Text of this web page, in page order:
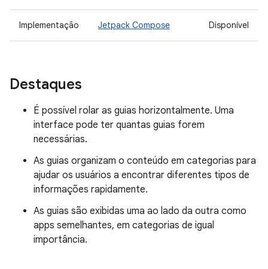
Implementação Jetpack Compose Disponível
Destaques
É possível rolar as guias horizontalmente. Uma
interface pode ter quantas guias forem
necessárias.
As guias organizam o conteúdo em categorias para
ajudar os usuários a encontrar diferentes tipos de
informações rapidamente.
As guias são exibidas uma ao lado da outra como
apps semelhantes, em categorias de igual
importância.